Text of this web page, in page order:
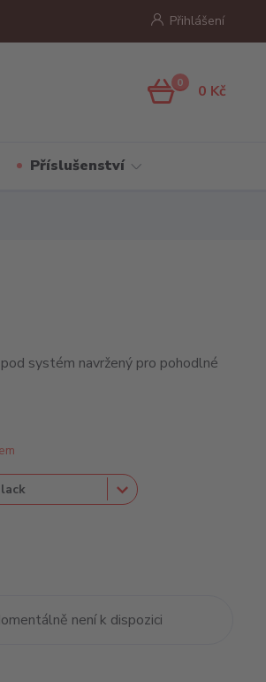
Přihlášení
0 0 Kč
Příslušenství
systém navržený pro pohodlné
není k dispozici